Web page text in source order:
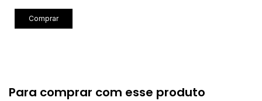
Comprar
Para comprar com esse produto